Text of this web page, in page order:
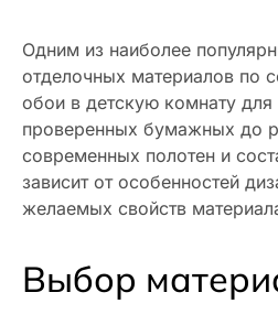
Одним из наиболее
отделочных материалов по
обои в детскую комнату
проверенных бумажных до
современных полотен и
зависит от особенностей
желаемых свойств
Выбор